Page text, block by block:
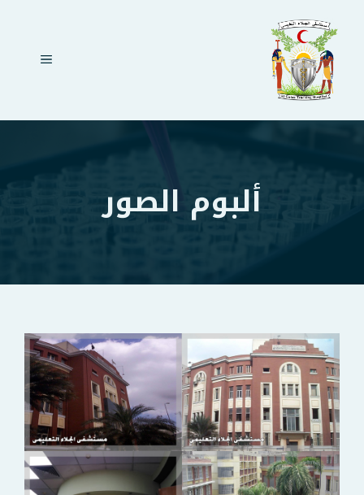
المحتوى
القائمة
ألبوم الصور